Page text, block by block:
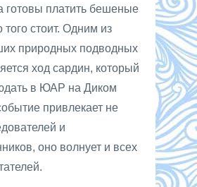
готовы платить бешеные
того стоит. Одним из
природных подводных
ход сардин, который
в ЮАР на Диком
привлекает не
и
оно волнует и всех